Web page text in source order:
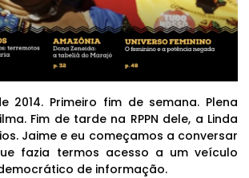
2014. Primeiro fim de semana. Plena
Fim de tarde na RPPN dele, a Linda
Jaime e eu começamos a conversar
fazia termos acesso a um veículo
de informação.